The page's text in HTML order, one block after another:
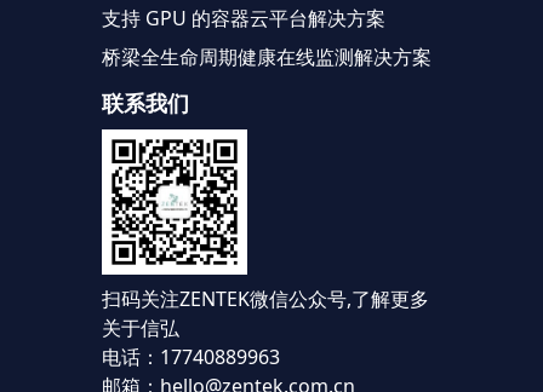
支持 GPU 的容器云平台解决方案
桥梁全生命周期健康在线监测解决方案
联系我们
扫码关注ZENTEK微信公众号,了解更多
关于信弘
电话：17740889963
邮箱：hello@zentek.com.cn